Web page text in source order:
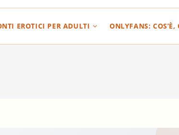
EROTICI PER ADULTI ONLYFANS: